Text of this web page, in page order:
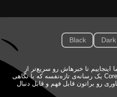
Dark
Black
تا خبرهاش رو سریع‌تر از
همیشه به گوش شما برسونیم. CoreTech یک رسانه‌ی تازه‌نفسه که با نگاهی
رو براتون قابل فهم و قابل دنبال